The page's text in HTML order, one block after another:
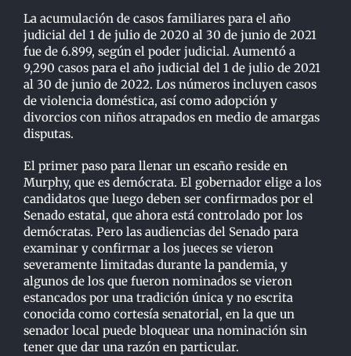
La acumulación de casos familiares para el año
judicial del 1 de julio de 2020 al 30 de junio de 2021
fue de 6.899, según el poder judicial. Aumentó a
9,290 casos para el año judicial del 1 dejulio de 2021
al 30 de junio de 2022. Los números incluyen casos
de violencia doméstica, así como adopción y
divorcios con niños atrapados en medio de amargas
disputas.
El primer paso para llenar un escaño reside en
Murphy, que es demócrata. El gobernador elige a los
candidatos que luego deben ser confirmados por el
Senado estatal, que ahora está controladopor los
demócratas. Pero las audiencias del Senado para
examinar y confirmar a los jueces se vieron
severamente limitadas durante la pandemia, y
algunos de los que fueron nominados se vieron
estancados por una tradición única y no escrita
conocida como cortesía senatorial, en la que un
senador local puede bloquear una nominación sin
tener que dar una razón en particular.